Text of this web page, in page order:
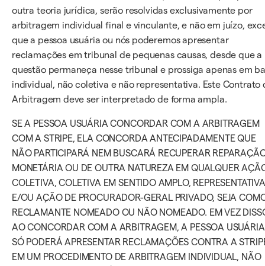
outra teoria jurídica, serão resolvidas exclusivamente por
arbitragem individual final e vinculante, e não em juízo,
que a pessoa usuária ou nós poderemos apresentar
reclamações em tribunal de pequenas causas, desde que a
questão permaneça nesse tribunal e prossiga apenas em
individual, não coletiva e não representativa. Este Contrato
Arbitragem deve ser interpretado de forma ampla.
SE A PESSOA USUÁRIA CONCORDAR COM A ARBITRAGEM
COM A STRIPE, ELA CONCORDA ANTECIPADAMENTE QUE
NÃO PARTICIPARÁ NEM BUSCARÁ RECUPERAR
MONETÁRIA OU DE OUTRA NATUREZA EM QUALQUER
COLETIVA, COLETIVA EM SENTIDO AMPLO, REPRESENTATIVA
E/OU AÇÃO DE PROCURADOR-GERAL PRIVADO, SEJA
RECLAMANTE NOMEADO OU NÃO NOMEADO. EM VEZ
AO CONCORDAR COM A ARBITRAGEM, A PESSOA USUÁRIA
SÓ PODERÁ APRESENTAR RECLAMAÇÕES CONTRA A
EM UM PROCEDIMENTO DE ARBITRAGEM INDIVIDUAL, NÃO